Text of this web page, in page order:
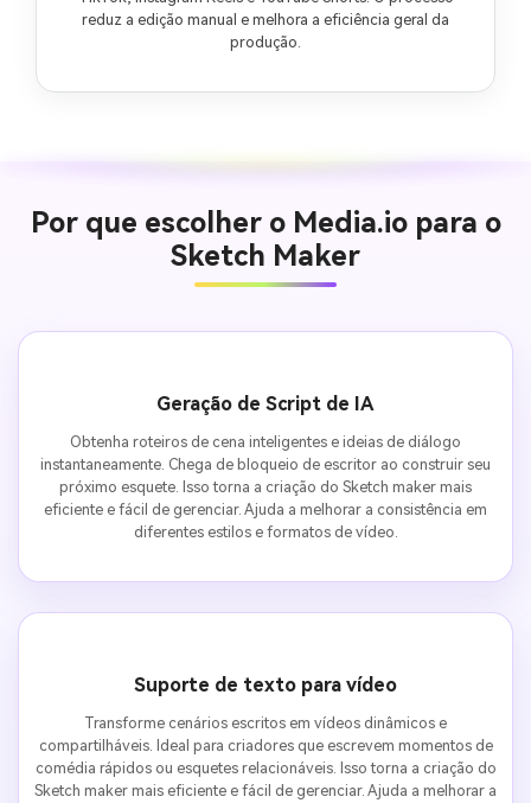
reduz a edição manual e melhora a eficiência geral da
produção.
Por que escolher o Media.io para o
Sketch Maker
Geração de Script de IA
Obtenha roteiros de cena inteligentes e ideias de diálogo
instantaneamente. Chega de bloqueio de escritor ao construir seu
próximo esquete. Isso torna a criação do Sketch maker mais
eficiente e fácil de gerenciar. Ajuda a melhorar a consistência em
diferentes estilos e formatos de vídeo.
Suporte de texto para vídeo
Transforme cenários escritos em vídeos dinâmicos e
compartilháveis. Ideal para criadores que escrevem momentos de
comédia rápidos ou esquetes relacionáveis. Isso torna a criação do
Sketch maker mais eficiente e fácil de gerenciar. Ajuda a melhorar a